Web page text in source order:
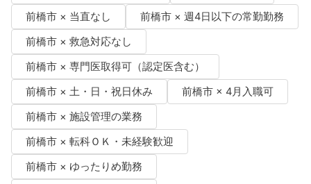
前橋市 × 当直なし
前橋市 × 週4日以下の常勤勤務
前橋市 × 救急対応なし
前橋市 × 専門医取得可（認定医含む）
前橋市 × 土・日・祝日休み
前橋市 × 4月入職可
前橋市 × 施設管理の業務
前橋市 × 転科ＯＫ・未経験歓迎
前橋市 × ゆったりめ勤務